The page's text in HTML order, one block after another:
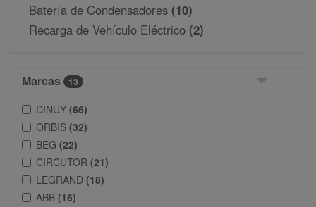
Batería de Condensadores (10)
Recarga de Vehículo Eléctrico (2)
Marcas 13
DINUY (66)
ORBIS (32)
BEG (22)
CIRCUTOR (21)
LEGRAND (18)
ABB (16)